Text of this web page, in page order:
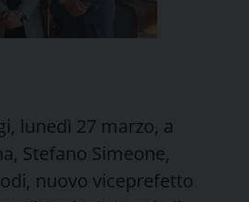
lunedì 27 marzo, a
Stefano Simeone,
nuovo viceprefetto